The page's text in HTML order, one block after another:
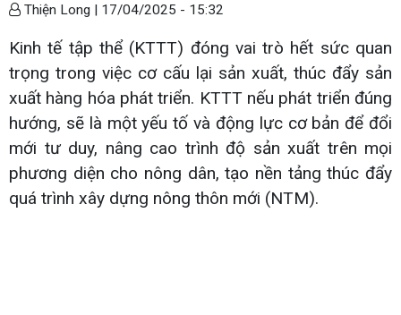
Thiện Long | 17/04/2025 - 15:32
Kinh tế tập thể (KTTT) đóng vai trò hết sức quan
trọng trong việc cơ cấu lại sản xuất, thúc đẩy sản
xuất hàng hóa phát triển. KTTT nếu phát triển đúng
hướng, sẽ là một yếu tố và động lực cơ bản để đổi
mới tư duy, nâng cao trình độ sản xuất trên mọi
phương diện cho nông dân, tạo nền tảng thúc đẩy
quá trình xây dựng nông thôn mới (NTM).